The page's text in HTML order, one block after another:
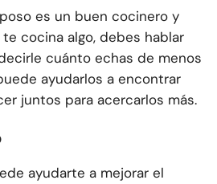
es un buen cocinero y
cocina algo, debes hablar
cuánto echas de menos
ayudarlos a encontrar
juntos para acercarlos más.
ayudarte a mejorar el